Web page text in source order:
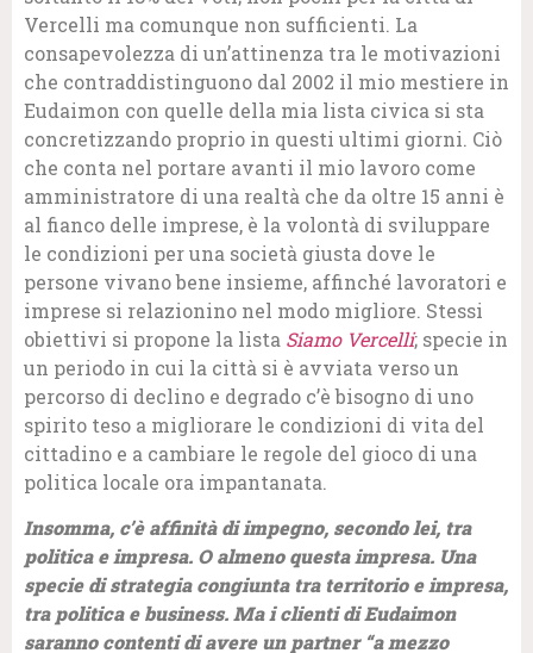
Vercelli ma comunque non sufficienti. La
consapevolezza di un’attinenza tra le motivazioni
che contraddistinguono dal 2002 il mio mestiere in
Eudaimon con quelle della mia lista civica si sta
concretizzando proprio in questi ultimi giorni. Ciò
che conta nel portare avanti il mio lavoro come
amministratore di una realtà che da oltre 15 anni è
al fianco delle imprese, è la volontà di sviluppare
le condizioni per una società giusta dove le
persone vivano bene insieme, affinché lavoratori e
imprese si relazionino nel modo migliore. Stessi
obiettivi si propone la lista Siamo Vercelli; specie in
un periodo in cui la città si è avviata verso un
percorso di declino e degrado c’è bisogno di uno
spirito teso a migliorare le condizioni di vita del
cittadino e a cambiare le regole del gioco di una
politica locale ora impantanata.
Insomma, c’è affinità di impegno, secondo lei, tra
politica e impresa. O almeno questa impresa. Una
specie di strategia congiunta tra territorio e impresa,
tra politica e business. Ma iclienti di Eudaimon
saranno contenti di avere un partner “a mezzo